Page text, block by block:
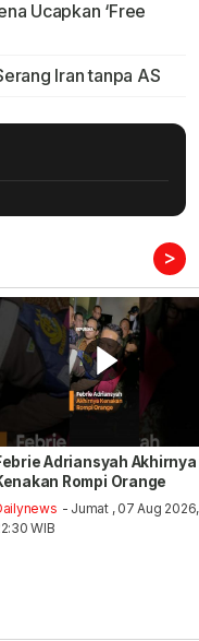
Ucapkan ‘Free
Iran tanpa AS
>
Adriansyah Akhirnya
Rompi Orange
- Jumat , 07 Aug 2026,
WIB